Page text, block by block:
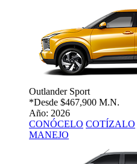
Outlander Sport
*Desde $467,900 M.N.
Año: 2026
CONÓCELO COTÍZALO
MANEJO